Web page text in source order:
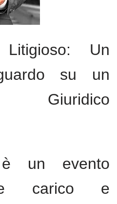
Un
su un
Giuridico
un evento
carico e